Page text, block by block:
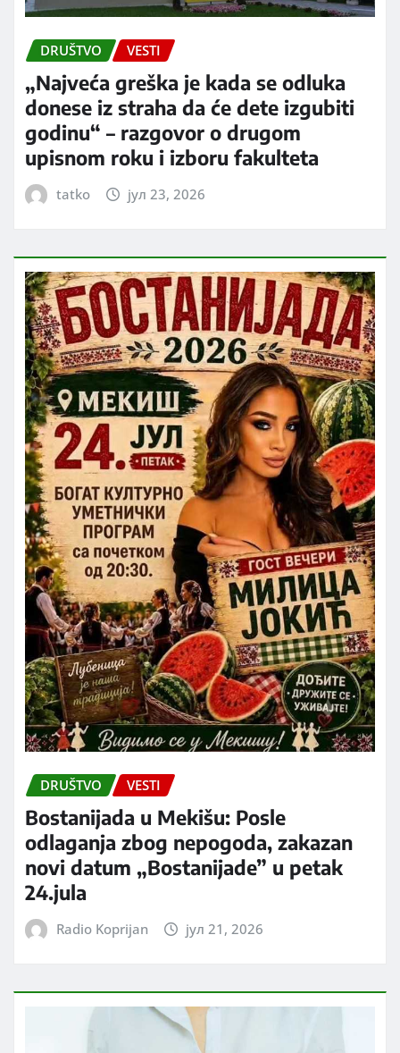
DRUŠTVO VESTI
„Najveća greška je kada se odluka
donese iz straha da će dete izgubiti
godinu“ – razgovor o drugom
upisnom roku i izboru fakulteta
tatko јул 23, 2026
DRUŠTVO VESTI
Bostanijada u Mekišu: Posle
odlaganja zbog nepogoda, zakazan
novi datum „Bostanijade” u petak
24.jula
Radio Koprijan јул 21, 2026